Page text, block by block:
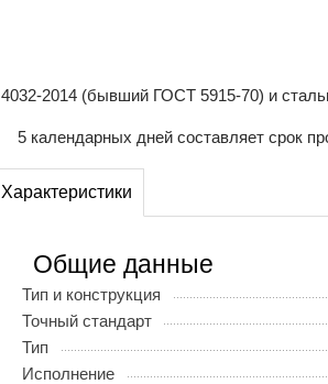
4032-2014 (бывший ГОСТ 5915-70) и
5 календарных дней составляет срок
Характеристики
Общие данные
Тип и конструкция
Точный стандарт
Тип
Исполнение